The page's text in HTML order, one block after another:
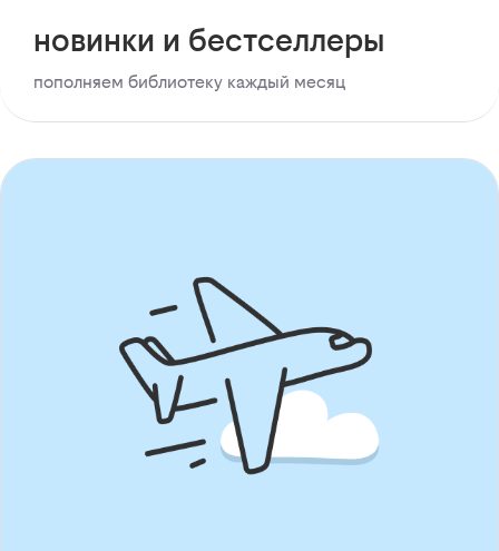
новинки и бестселлеры
пополняем библиотеку каждый месяц